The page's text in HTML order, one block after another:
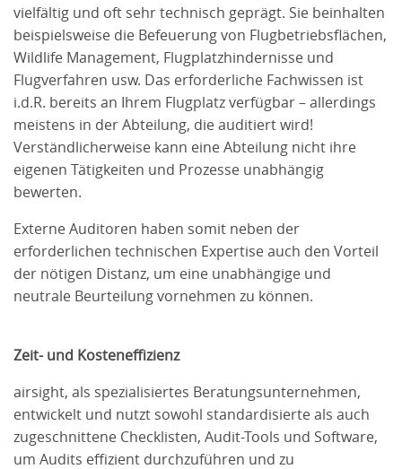
vielfältig und oft sehr technisch geprägt. Sie beinhalten
beispielsweise die Befeuerung von Flugbetriebsflächen,
Wildlife Management, Flugplatzhindernisse und
Flugverfahren usw. Das erforderliche Fachwissen ist
i.d.R. bereits an Ihrem Flugplatz verfügbar – allerdings
meistens in der Abteilung, die auditiert wird!
Verständlicherweise kann eine Abteilung nicht ihre
eigenen Tätigkeiten und Prozesse unabhängig
bewerten.
Externe Auditoren haben somit neben der
erforderlichen technischen Expertise auch den Vorteil
der nötigen Distanz, um eine unabhängige und
neutrale Beurteilung vornehmen zu können.
Zeit- und Kosteneffizienz
airsight, als spezialisiertes Beratungsunternehmen,
entwickelt und nutzt sowohl standardisierte als auch
zugeschnittene Checklisten, Audit-Tools und Software,
um Audits effizient durchzuführen und zu